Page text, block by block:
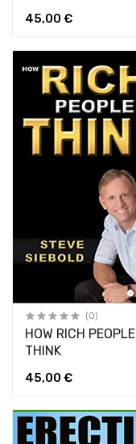
45,00 €
(0)
HOW RICH PEOPLE
THINK
45,00 €